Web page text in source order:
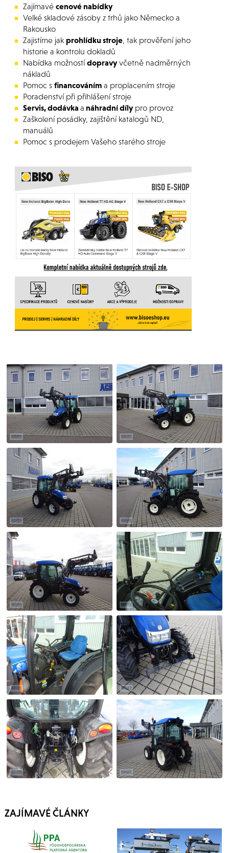
Zajímavé cenové nabídky
Velké skladové zásoby z trhů jako Německo a
Rakousko
Zajistíme jak prohlídku stroje, tak prověření jeho
historie a kontrolu dokladů
Nabídka možnostídopravyvčetně nadměrných
nákladů
Pomoc s financováníma proplacením stroje
Poradenství při přihlášení stroje
Servis, dodávka a náhradní dílypro provoz
Zaškolení posádky, zajištění katalogů ND,
manuálů
Pomoc s prodejem Vašeho starého stroje
ZAJÍMAVÉ ČLÁNKY